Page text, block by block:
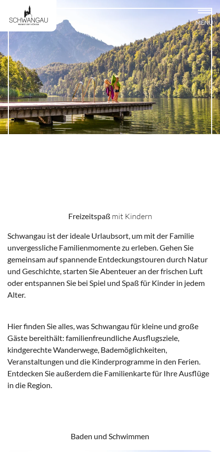
MENÜ
Freizeitspaß mit Kindern
Schwangau ist der ideale Urlaubsort, um mit der Familie
unvergessliche Familienmomente zu erleben. Gehen Sie
gemeinsam auf spannende Entdeckungstouren durch Natur
und Geschichte, starten Sie Abenteuer an der frischen Luft
oder entspannen Sie bei Spiel und Spaß für Kinder in jedem
Alter.
Hier finden Sie alles, was Schwangau für kleine und große
Gäste bereithält: familienfreundliche Ausflugsziele,
kindgerechte Wanderwege, Bademöglichkeiten,
Veranstaltungen und die Kinderprogramme in den Ferien.
Entdecken Sie außerdem die Familienkarte für Ihre Ausflüge
in die Region.
Baden und Schwimmen